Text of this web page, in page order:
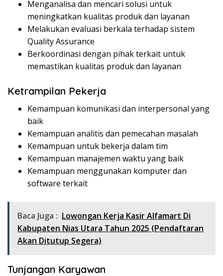
Menganalisa dan mencari solusi untuk
meningkatkan kualitas produk dan layanan
Melakukan evaluasi berkala terhadap sistem
Quality Assurance
Berkoordinasi dengan pihak terkait untuk
memastikan kualitas produk dan layanan
Ketrampilan Pekerja
Kemampuan komunikasi dan interpersonal yang
baik
Kemampuan analitis dan pemecahan masalah
Kemampuan untuk bekerja dalam tim
Kemampuan manajemen waktu yang baik
Kemampuan menggunakan komputer dan
software terkait
Baca Juga : Lowongan Kerja Kasir Alfamart Di
Kabupaten Nias Utara Tahun 2025 (Pendaftaran
Akan Ditutup Segera)
Tunjangan Karyawan